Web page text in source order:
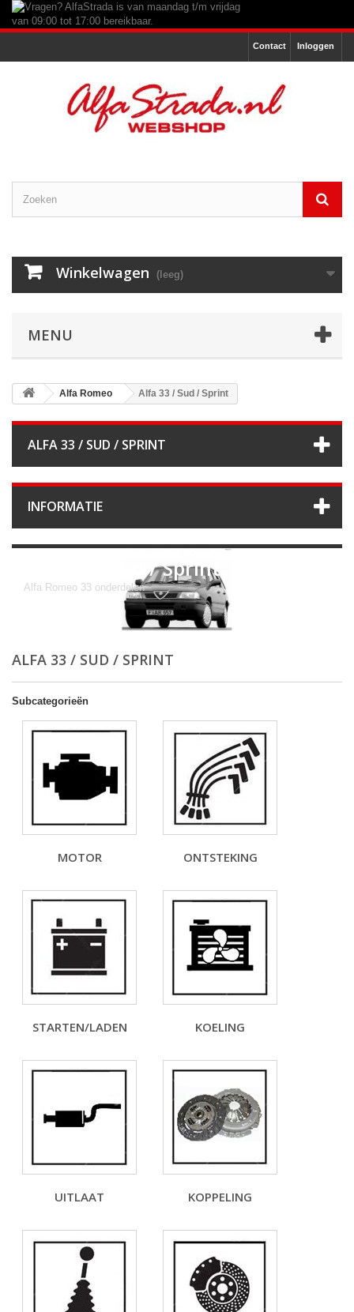
Inloggen
Contact
Winkelwagen (leeg)
MENU
Alfa Romeo Alfa 33 / Sud / Sprint
ALFA 33 / SUD / SPRINT
INFORMATIE
Alfa 33 / Sud / Sprint
Alfa Romeo 33 onderdelen
ALFA 33 / SUD / SPRINT
Subcategorieën
MOTOR ONTSTEKING
STARTEN/LADEN KOELING
UITLAAT KOPPELING